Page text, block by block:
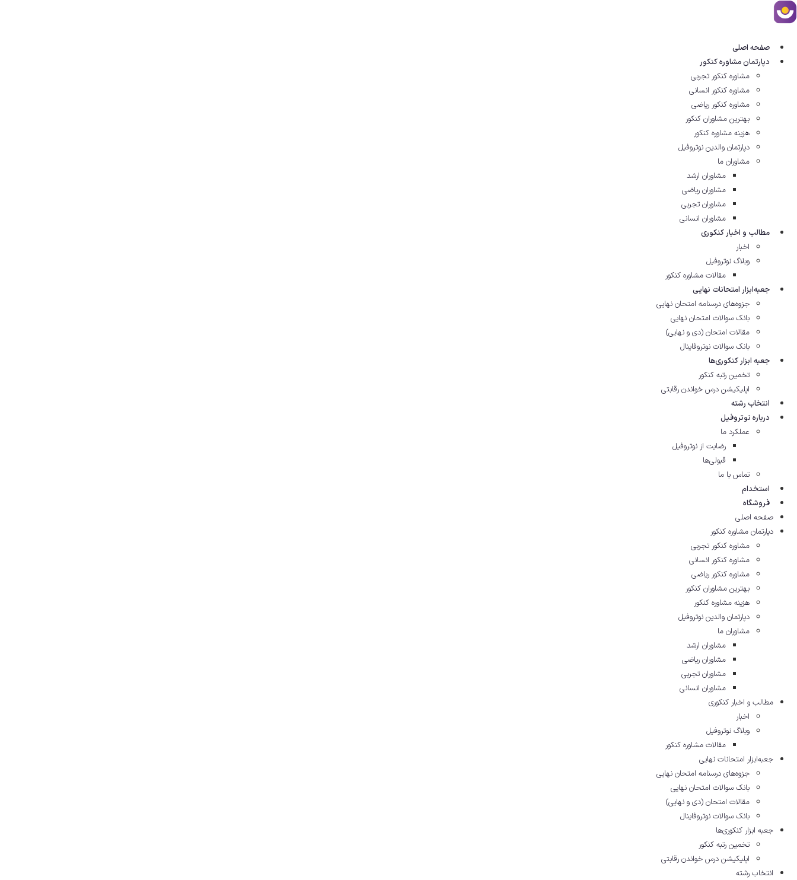
پرش
به
صفحه اصلی
دپارتمان مشاوره کنکور
مشاوره کنکور تجربی
مشاوره کنکور انسانی
مشاوره کنکور ریاضی
بهترین مشاوران کنکور
هزینه مشاوره کنکور
دپارتمان والدین نوتروفیل
مشاوران ما
مشاوران ارشد
مشاوران ریاضی
مشاوران تجربی
مشاوران انسانی
مطالب و اخبار کنکوری
اخبار
وبلاگ نوتروفیل
مقالات مشاوره‌ کنکور
جعبه‌ابزار امتحانات نهایی
جزوه‌های درسنامه امتحان نهایی
بانک سوالات امتحان نهایی
مقالات امتحان (دی و نهایی)
بانک سوالات نوتروفاینال
جعبه ابزار کنکوری‌ها
تخمین رتبه کنکور
اپلیکیشن درس خواندن رقابتی
انتخاب رشته
درباره نوتروفیل
عملکرد ما
رضایت از نوتروفیل
قبولی‌ها
تماس با ما
استخدام
فروشگاه
صفحه اصلی
دپارتمان مشاوره کنکور
مشاوره کنکور تجربی
مشاوره کنکور انسانی
مشاوره کنکور ریاضی
بهترین مشاوران کنکور
هزینه مشاوره کنکور
دپارتمان والدین نوتروفیل
مشاوران ما
مشاوران ارشد
مشاوران ریاضی
مشاوران تجربی
مشاوران انسانی
مطالب و اخبار کنکوری
اخبار
وبلاگ نوتروفیل
مقالات مشاوره‌ کنکور
جعبه‌ابزار امتحانات نهایی
جزوه‌های درسنامه امتحان نهایی
بانک سوالات امتحان نهایی
مقالات امتحان (دی و نهایی)
بانک سوالات نوتروفاینال
جعبه ابزار کنکوری‌ها
تخمین رتبه کنکور
اپلیکیشن درس خواندن رقابتی
انتخاب رشته